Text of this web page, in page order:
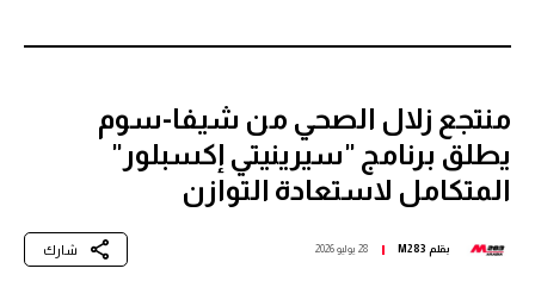
منتجع زلال الصحي من شيفا-سوم
يطلق برنامج "سيرينيتي إكسبلور"
المتكامل لاستعادة التوازن
بقلم M283 28 يوليو 2026 شارك